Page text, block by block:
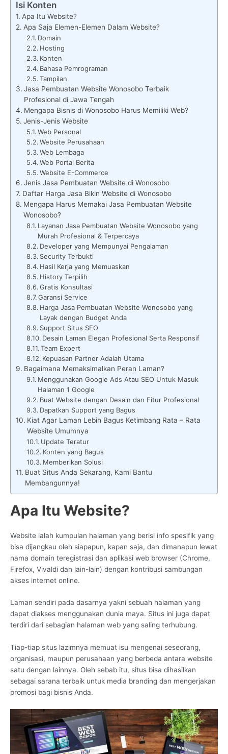
Isi Konten
Apa Itu Website?
Apa Saja Elemen-Elemen Dalam Website?
Domain
Hosting
Konten
Bahasa Pemrograman
Tampilan
Jasa Pembuatan Website Wonosobo Terbaik
Profesional di Jawa Tengah
Mengapa Bisnis di Wonosobo Harus Memiliki Web?
Jenis-Jenis Website
Web Personal
Website Perusahaan
Web Lembaga
Web Portal Berita
Website E-Commerce
Jenis Jasa Pembuatan Website di Wonosobo
Daftar Harga Jasa Bikin Website di Wonosobo
Mengapa Harus Memakai Jasa Pembuatan Website
Wonosobo?
Layanan Jasa Pembuatan Website Wonosobo yang
Murah Profesional & Terpercaya
Developer yang Mempunyai Pengalaman
Security Terbukti
Hasil Kerja yang Memuaskan
History Terpilih
Gratis Konsultasi
Garansi Service
Harga Jasa Pembuatan Website Wonosobo yang
Layak dengan Budget Anda
Support Situs SEO
Desain Laman Elegan Profesional Serta Responsif
Team Expert
Kepuasan Partner Adalah Utama
Bagaimana Memaksimalkan Peran Laman?
Menggunakan Google Ads Atau SEO Untuk Masuk
Halaman 1 Google
Buat Website dengan Desain dan Fitur Profesional
Dapatkan Support yang Bagus
Kiat Agar Laman Lebih Bagus Ketimbang Rata – Rata
Website Umumnya
Update Teratur
Konten yang Bagus
Memberikan Solusi
Buat Situs Anda Sekarang, Kami Bantu
Membangunnya!
Apa Itu Website?
Website ialah kumpulan halaman yang berisi info spesifik yang
bisa dijangkau oleh siapapun, kapan saja, dan dimanapun lewat
nama domain teregistrasi dan aplikasi web browser (Chrome,
Firefox, Vivaldi dan lain-lain) dengan kontribusi sambungan
akses internet online.
Laman sendiri pada dasarnya yakni sebuah halaman yang
dapat diakses menggunakan dunia maya. Situs ini juga dapat
terdiri dari sebagian halaman web yang saling terhubung.
Tiap-tiap situs lazimnya memuat isu mengenai seseorang,
organisasi, maupun perusahaan yang berbeda antara website
satu dengan lainnya. Oleh sebab itu, situs bisa dihasilkan
sebagai sarana terbaik untuk media branding dan mengerjakan
promosi bagi bisnis Anda.